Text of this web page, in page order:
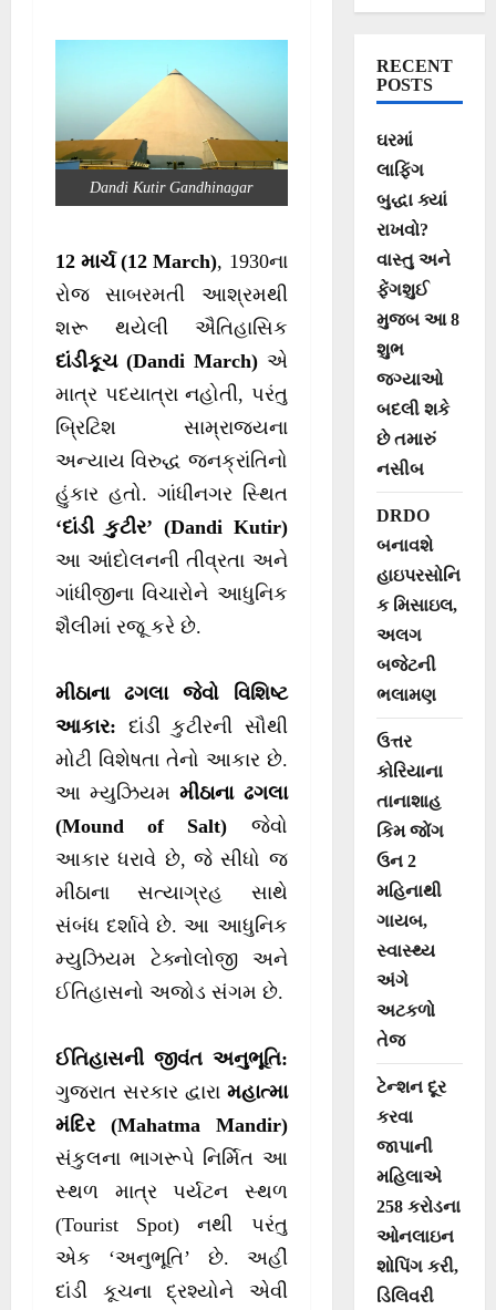
સત્યાગ્રહના
ઈતિહાસનો અદભૂત
સંગમ
Dandi Kutir Gandhinagar
12 માર્ચ (12 March), 1930ના
રોજ સાબરમતી આશ્રમથી
શરૂ થયેલી ઐતિહાસિક
દાંડીકૂચ (Dandi March)એ
માત્ર પદયાત્રા નહોતી, પરંતુ
બ્રિટિશ સામ્રાજ્યના
અન્યાય વિરુદ્ધ જનક્રાંતિનો
હુંકાર હતો. ગાંધીનગર સ્થિત
‘દાંડી કુટીર’ (Dandi Kutir)
આ આંદોલનની તીવ્રતા અને
ગાંધીજીના વિચારોને આધુનિક
શૈલીમાં રજૂ કરે છે.
મીઠાના ઢગલા જેવો વિશિષ્ટ
આકાર: દાંડી કુટીરની સૌથી
મોટી વિશેષતા તેનો આકાર છે.
આ મ્યુઝિયમમીઠાના ઢગલા
(Mound of Salt) જેવો
આકાર ધરાવે છે, જે સીધો જ
મીઠાના સત્યાગ્રહ સાથે
સંબંધ દર્શાવે છે. આ આધુનિક
મ્યુઝિયમ ટેક્નોલોજી અને
ઈતિહાસનો અજોડ સંગમ છે.
ઈતિહાસની જીવંત અનુભૂતિ:
ગુજરાત સરકાર દ્વારા મહાત્મા
મંદિર (Mahatma Mandir)
સંકુલના ભાગરૂપે નિર્મિત આ
સ્થળ માત્ર પર્યટન સ્થળ
(Tourist Spot) નથી પરંતુ
એક ‘અનુભૂતિ’ છે. અહીં
દાંડી કૂચના દ્રશ્યોને એવી
RECENT
POSTS
ઘરમાં
લાફિંગ
બુદ્ધા ક્યાં
રાખવો?
વાસ્તુ અને
ફેંગશુઈ
મુજબ આ 8
શુભ
જગ્યાઓ
બદલી શકે
છે તમારું
નસીબ
DRDO
બનાવશે
હાઇપરસોનિ
ક મિસાઇલ,
અલગ
બજેટની
ભલામણ
ઉત્તર
કોરિયાના
તાનાશાહ
કિમ જોંગ
ઉન 2
મહિનાથી
ગાયબ,
સ્વાસ્થ્ય
અંગે
અટકળો
તેજ
ટેન્શન દૂર
કરવા
જાપાની
મહિલાએ
258 કરોડના
ઓનલાઇન
શોપિંગ કરી,
ડિલિવરી